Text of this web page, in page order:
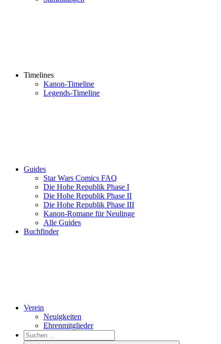
Timelines
Kanon-Timeline
Legends-Timeline
Guides
Star Wars Comics FAQ
Die Hohe Republik Phase I
Die Hohe Republik Phase II
Die Hohe Republik Phase III
Kanon-Romane für Neulinge
Alle Guides
Buchfinder
Verein
Neuigkeiten
Ehrenmitglieder
Search
Suchen